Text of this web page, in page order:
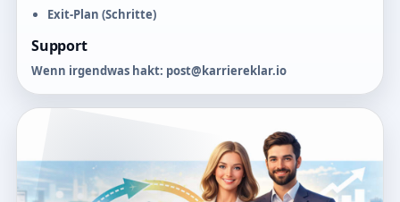
Exit-Plan (Schritte)
Support
Wenn irgendwas hakt: post@karriereklar.io